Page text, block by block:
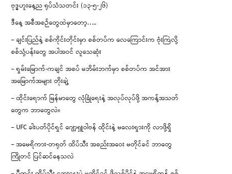
ဗုဒ္ဓဟူးနေ့ည ရုပ်သံသတင်း (၁၃-၅-၂၆)
ဒီနေ့ အစီအစဉ်တွေထဲမှာတော့…..
– ချင်းပြည်နဲ့ စစ်ကိုင်းတိုင်းမှာ စစ်တပ်က လေကြောင်းက ဗုံးကြဲလို့
စစ်သုံ့ပန်းတွေ အပါအဝင် လူသေဆုံး
– ရှမ်းမြောက်-ကချင် အစပ် မဘိမ်းဘက်မှာ စစ်တပ်က အင်အား
အမြောက်အများ တိုးချဲ့
– ထိုင်းရောက် မြန်မာတွေ လုံခြုံရေးနဲ့ အလုပ်လုပ်ဖို့ အကန့်အသတ်
တွေက ဘာတွေလဲ။
– UFC ခါးပတ်ပိုင်ရှင် ဂျော့ရှူဝါဗန် ထိုင်းနဲ့ မလေးရှားကို လာဖို့ရှိ
– အမေရိကား-တရုတ် ထိပ်သီး အစည်းအဝေး မတိုင်ခင် ဘာတွေ
ကြိုတင် ပြင်ဆင်နေသလဲ